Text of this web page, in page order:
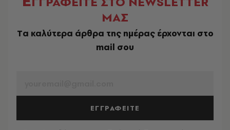
ΜΑΣ
Tα καλύτερα άρθρα της ημέρας έρχονται στο
mail σου
ΕΓΓΡΑΦΕΙΤΕ